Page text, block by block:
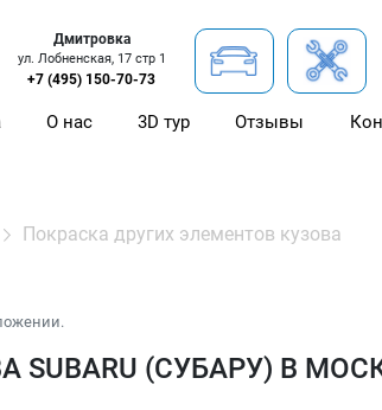
Дмитровка
ул. Лобненская, 17 стр 1
+7 (495) 150-70-73
О нас 3D тур Отзывы
Покраска других элементов кузова
(СУБАРУ) В